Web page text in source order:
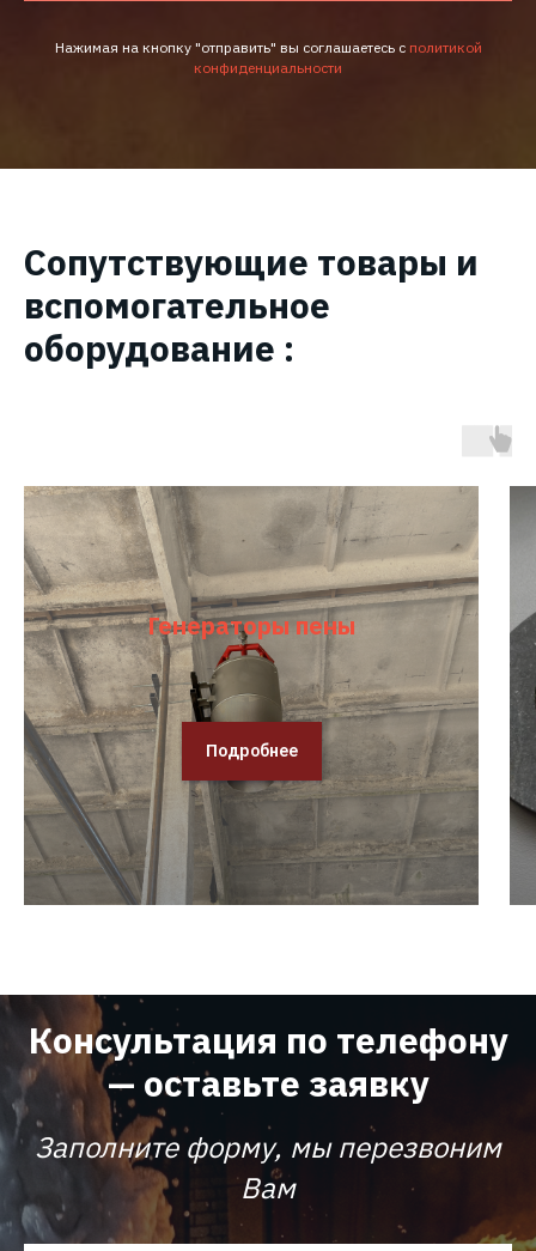
Нажимая на кнопку "отправить" вы соглашаетесь с политикой
конфиденциальности
Сопутствующие товары и
вспомогательное
оборудование :
Генераторы пены
Подробнее
Консультация по телефону
— оставьте заявку
Заполните форму, мы перезвоним
Вам